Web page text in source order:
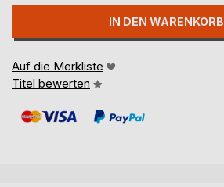
IN DEN WARENKORB
Auf die Merkliste
Titel bewerten